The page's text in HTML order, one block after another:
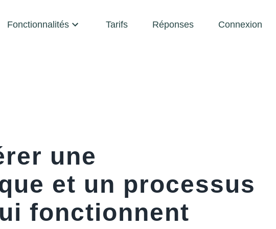
Fonctionnalités Tarifs Réponses Connexion
une
et un processus
fonctionnent